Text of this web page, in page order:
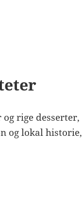
rige desserter,
og lokal historie,